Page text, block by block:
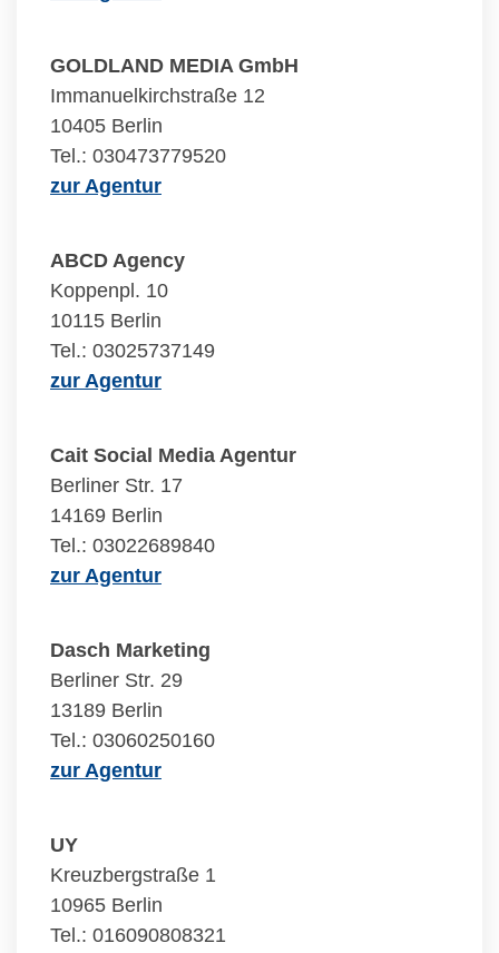
GOLDLAND MEDIA GmbH
Immanuelkirchstraße 12
10405 Berlin
Tel.: 030473779520
zur Agentur
ABCD Agency
Koppenpl. 10
10115 Berlin
Tel.: 03025737149
zur Agentur
Cait Social Media Agentur
Berliner Str. 17
14169 Berlin
Tel.: 03022689840
zur Agentur
Dasch Marketing
Berliner Str. 29
13189 Berlin
Tel.: 03060250160
zur Agentur
UY
Kreuzbergstraße 1
10965 Berlin
Tel.: 016090808321